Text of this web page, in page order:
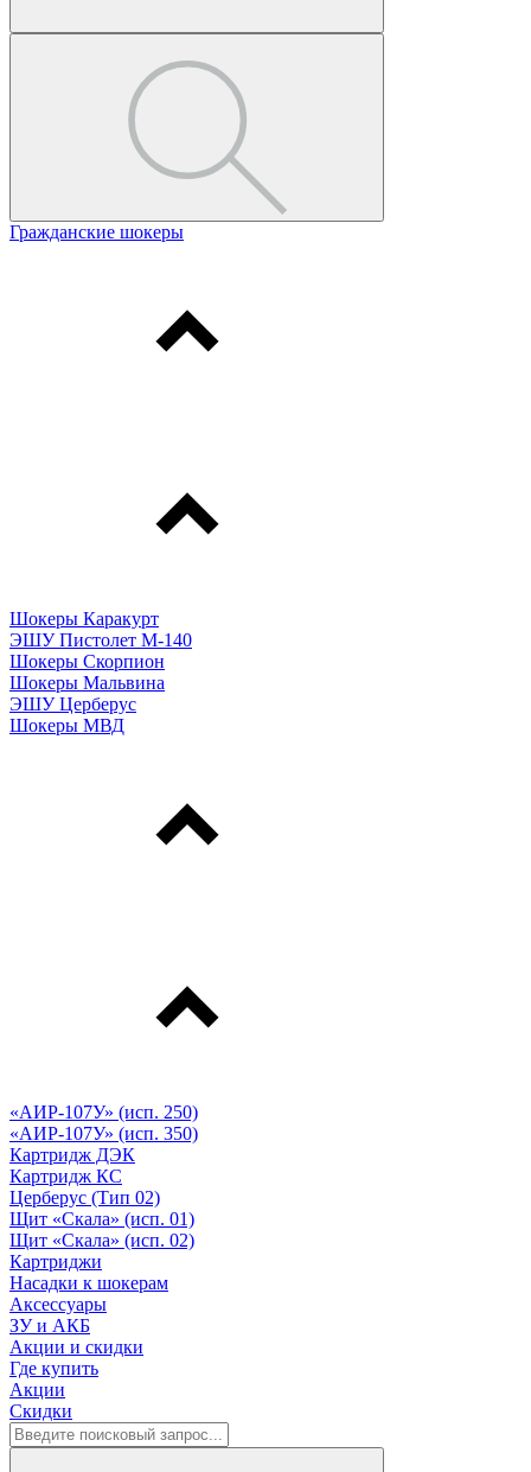
Гражданские шокеры
Шокеры Каракурт
ЭШУ Пистолет М-140
Шокеры Скорпион
Шокеры Мальвина
ЭШУ Церберус
Шокеры МВД
«АИР-107У» (исп. 250)
«АИР-107У» (исп. 350)
Картридж ДЭК
Картридж КС
Церберус (Тип 02)
Щит «Скала» (исп. 01)
Щит «Скала» (исп. 02)
Картриджи
Насадки к шокерам
Аксессуары
ЗУ и АКБ
Акции и скидки
Где купить
Акции
Скидки